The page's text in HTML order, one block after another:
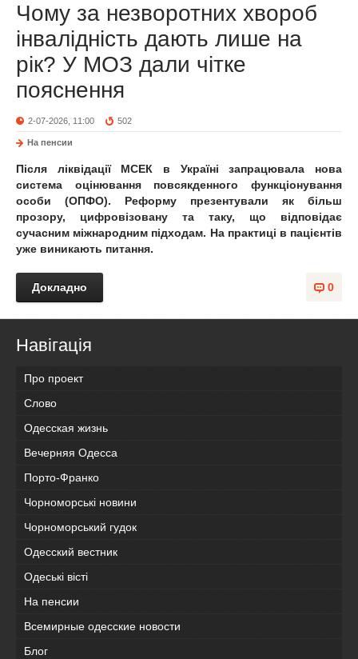
Чому за незворотних хвороб
інвалідність дають лише на
рік? У МОЗ дали чітке
пояснення
2-07-2026, 11:00 502
На пенсии
Після ліквідації МСЕК в Україні запрацювала нова
система оцінювання повсякденного функціонування
особи (ОПФО). Реформу презентували як більш
прозору, цифровізовану та таку, що відповідає
сучасним міжнародним підходам. На практиці в пацієнтів
уже виникають питання.
0
Докладно
Навігація
Про проект
Слово
Одесская жизнь
Вечерняя Одесса
Порто-Франко
Чорноморські новини
Чорноморський гудок
Одесский вестник
Одеськi вiстi
На пенсии
Всемирные одесские новости
Блог